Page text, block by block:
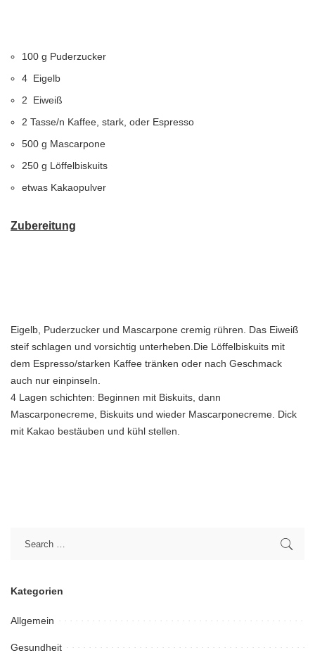
100 g Puderzucker
4 Eigelb
2 Eiweiß
2 Tasse/n Kaffee, stark, oder Espresso
500 g Mascarpone
250 g Löffelbiskuits
etwas Kakaopulver
Zubereitung
Eigelb, Puderzucker und Mascarpone cremig rühren. Das Eiweiß
steif schlagen und vorsichtig unterheben.Die Löffelbiskuits mit
dem Espresso/starken Kaffee tränken oder nach Geschmack
auch nur einpinseln.
4 Lagen schichten: Beginnen mit Biskuits, dann
Mascarponecreme, Biskuits und wieder Mascarponecreme. Dick
mit Kakao bestäuben und kühl stellen.
Kategorien
Allgemein
Gesundheit